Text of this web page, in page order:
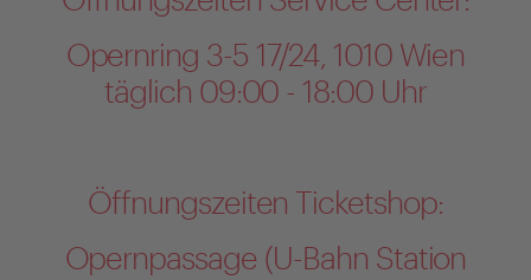
Opernring 3-5 17/24, 1010 Wien
täglich 09:00 - 18:00 Uhr
Öffnungszeiten Ticketshop:
Opernpassage (U-Bahn Station